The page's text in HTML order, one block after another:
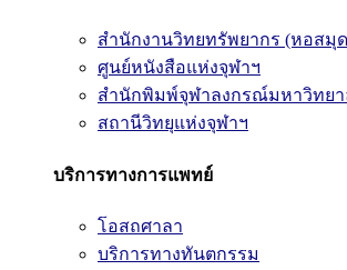
สำนักงานวิทยทรัพยากร (หอสมุ
ศูนย์หนังสือแห่งจุฬาฯ
สำนักพิมพ์จุฬาลงกรณ์มหาวิทยา
สถานีวิทยุแห่งจุฬาฯ
บริการทางการแพทย์
โอสถศาลา
บริการทางทันตกรรม